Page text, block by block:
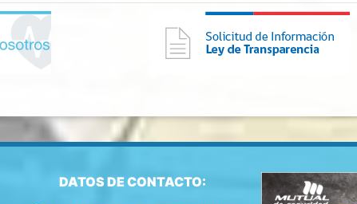
DATOS DE CONTACTO: